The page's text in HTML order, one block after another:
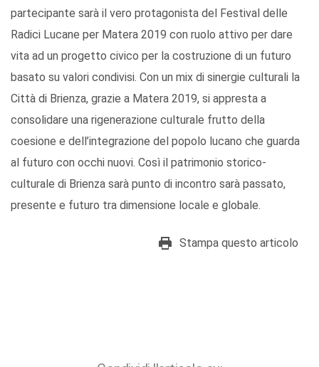
partecipante sarà il vero protagonista del Festival delle
Radici Lucane per Matera 2019 con ruolo attivo per dare
vita ad un progetto civico per la costruzione di un futuro
basato su valori condivisi. Con un mix di sinergie culturali la
Città di Brienza, grazie a Matera 2019, si appresta a
consolidare una rigenerazione culturale frutto della
coesione e dell’integrazione del popolo lucano che guarda
al futuro con occhi nuovi. Così il patrimonio storico-
culturale di Brienza sarà punto di incontro sarà passato,
presente e futuro tra dimensione locale e globale.
Stampa questo articolo